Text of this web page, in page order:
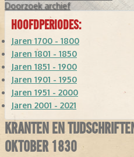
Doorzoek archief
HOOFDPERIODES:
Jaren 1700 - 1800
Jaren 1801 - 1850
Jaren 1851 - 1900
Jaren 1901 - 1950
Jaren 1951 - 2000
Jaren 2001 - 2021
KRANTEN EN
OKTOBER 1830